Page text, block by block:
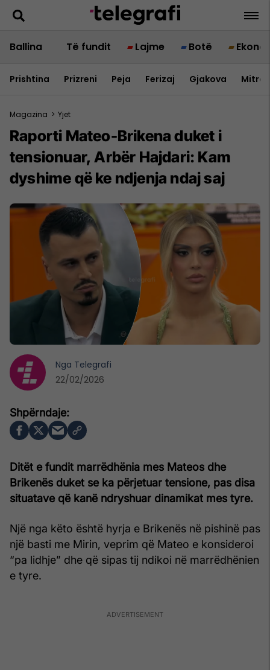
Ballina Të fundit Lajme Botë
Prishtina Prizreni Peja Ferizaj Gjakova
Magazina > Yjet
Raporti Mateo-Brikena duket i
tensionuar, Arbër Hajdari: Kam
dyshime që ke ndjenja ndaj saj
Ditët e fundit marrëdhënia mes Mateos dhe
Brikenës duket se ka përjetuar tensione, pas disa
situatave që kanë ndryshuar dinamikat mes tyre.
Një nga këto është hyrja e Brikenës në pishinë pas
një basti me Mirin, veprim që Mateo e konsideroi
“pa lidhje” dhe që sipas tij ndikoi në marrëdhënien
e tyre.
Nga Telegrafi
22/02/2026